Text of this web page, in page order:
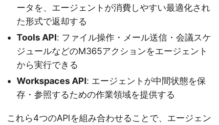
ータを、エージェントが消費しやすい最適化され
た形式で返却する
Tools API: ファイル操作・メール送信・会議スケ
ジュールなどのM365アクションをエージェント
から実行できる
Workspaces API: エージェントが中間状態を保
存・参照するための作業領域を提供する
これら4つのAPIを組み合わせることで、エージェン